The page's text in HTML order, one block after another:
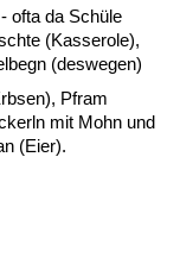
ofta da Schüle
(Kasserole),
(deswegen)
Pfram
mit Mohn und
(Eier).